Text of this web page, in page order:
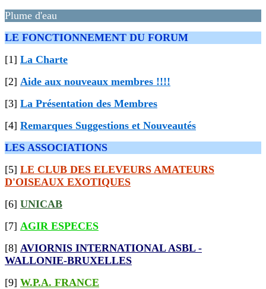
Plume d'eau
LE FONCTIONNEMENT DU FORUM
[1] La Charte
[2] Aide aux nouveaux membres !!!!
[3] La Présentation des Membres
[4] Remarques Suggestions et Nouveautés
LES ASSOCIATIONS
[5] LE CLUB DES ELEVEURS AMATEURS
D'OISEAUX EXOTIQUES
[6] UNICAB
[7] AGIR ESPECES
[8] AVIORNIS INTERNATIONAL ASBL -
WALLONIE-BRUXELLES
[9] W.P.A. FRANCE